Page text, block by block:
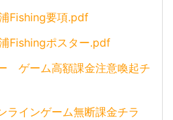
Fishing要項.pdf
Fishingポスター.pdf
ゲーム高額課金注意喚起チ
インゲーム無断課金チラ